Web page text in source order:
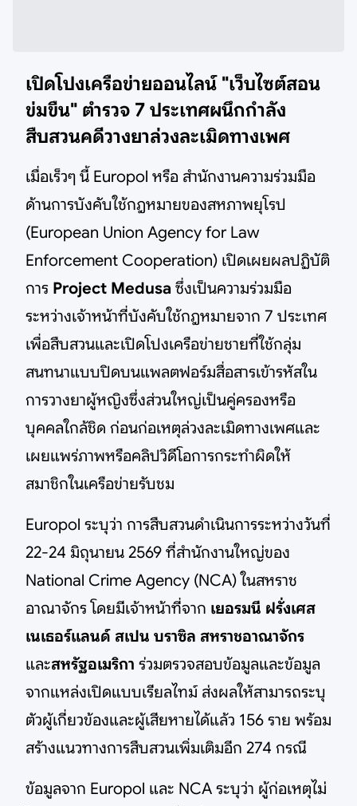
เปิดโปงเครือข่ายออนไลน์ "เว็บไซต์สอน
ข่มขืน" ตำรวจ 7 ประเทศผนึกกำลัง
สืบสวนคดีวางยาล่วงละเมิดทางเพศ
เมื่อเร็วๆ นี้ Europol หรือ สำนักงานความร่วมมือ
ด้านการบังคับใช้กฎหมายของสหภาพยุโรป
(European Union Agency for Law
Enforcement Cooperation) เปิดเผยผลปฏิบัติ
การ Project Medusa ซึ่งเป็นความร่วมมือ
ระหว่างเจ้าหน้าที่บังคับใช้กฎหมายจาก 7 ประเทศ
เพื่อสืบสวนและเปิดโปงเครือข่ายชายที่ใช้กลุ่ม
สนทนาแบบปิดบนแพลตฟอร์มสื่อสารเข้ารหัสใน
การวางยาผู้หญิงซึ่งส่วนใหญ่เป็นคู่ครองหรือ
บุคคลใกล้ชิด ก่อนก่อเหตุล่วงละเมิดทางเพศและ
เผยแพร่ภาพหรือคลิปวิดีโอการกระทำผิดให้
สมาชิกในเครือข่ายรับชม
Europol ระบุว่า การสืบสวนดำเนินการระหว่างวันที่
22-24 มิถุนายน 2569 ที่สำนักงานใหญ่ของ
National Crime Agency (NCA) ในสหราช
อาณาจักร โดยมีเจ้าหน้าที่จาก เยอรมนี ฝรั่งเศส
เนเธอร์แลนด์ สเปน บราซิล สหราชอาณาจักร
และสหรัฐอเมริกา ร่วมตรวจสอบข้อมูลและข้อมูล
จากแหล่งเปิดแบบเรียลไทม์ ส่งผลให้สามารถระบุ
ตัวผู้เกี่ยวข้องและผู้เสียหายได้แล้ว 156 ราย พร้อม
สร้างแนวทางการสืบสวนเพิ่มเติมอีก 274 กรณี
ข้อมูลจาก Europol และ NCA ระบุว่า ผู้ก่อเหตุไม่